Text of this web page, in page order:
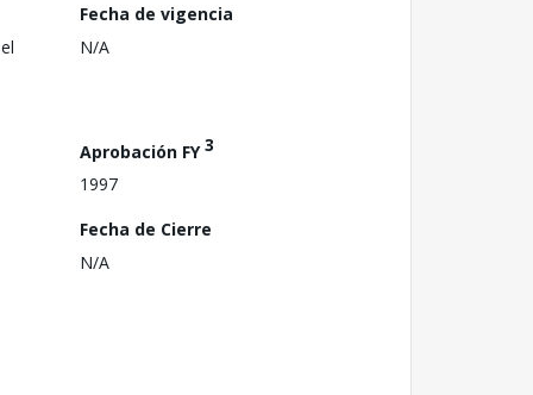
Fecha de vigencia
N/A
Aprobación FY3
1997
Fecha de Cierre
N/A